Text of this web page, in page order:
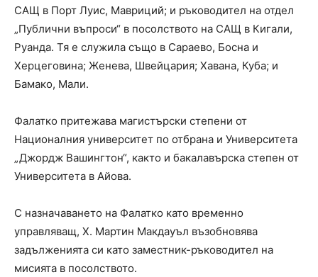
САЩ в Порт Луис, Мавриций; и ръководител на отдел
„Публични въпроси“ в посолството на САЩ в Кигали,
Руанда. Тя е служила също в Сараево, Босна и
Херцеговина; Женева, Швейцария; Хавана, Куба; и
Бамако, Мали.
Фалатко притежава магистърски степени от
Националния университет по отбрана и Университета
„Джордж Вашингтон“, както и бакалавърска степен от
Университета в Айова.
С назначаването на Фалатко като временно
управляващ, Х. Мартин Макдауъл възобновява
задълженията си като заместник-ръководител на
мисията в посолството.